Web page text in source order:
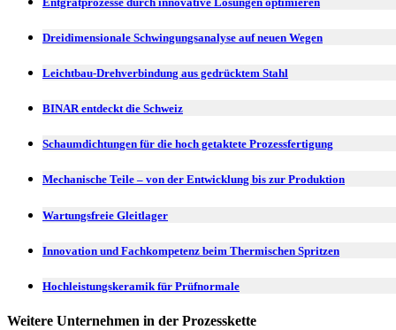
Dreidimensionale Schwingungsanalyse auf neuen Wegen
Leichtbau-Drehverbindung aus gedrücktem Stahl
BINAR entdeckt die Schweiz
Schaumdichtungen für die hoch getaktete Prozessfertigung
Mechanische Teile – von der Entwicklung bis zur Produktion
Wartungsfreie Gleitlager
Innovation und Fachkompetenz beim Thermischen Spritzen
Hochleistungskeramik für Prüfnormale
Weitere Unternehmen in der Prozesskette